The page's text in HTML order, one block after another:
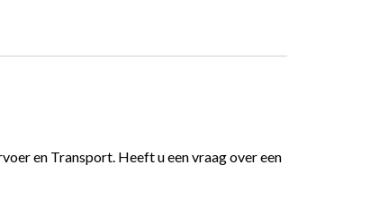
en Transport. Heeft u een vraag over een